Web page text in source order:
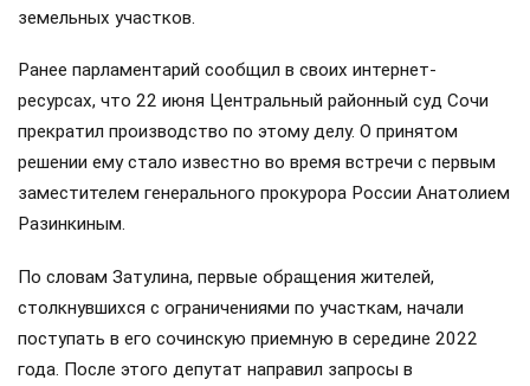
земельных участков.
Ранее парламентарий сообщил в своих интернет-
ресурсах, что 22 июня Центральный районный суд Сочи
прекратил производство по этому делу. О принятом
решении ему стало известно во время встречи с первым
заместителем генерального прокурора России Анатолием
Разинкиным.
По словам Затулина, первые обращения жителей,
столкнувшихся с ограничениями по участкам, начали
поступать в его сочинскую приемную в середине 2022
года. После этого депутат направил запросы в